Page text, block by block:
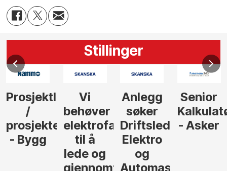
Stillinger
Prosjektleder
/
prosjekteringsleder
- Bygg
Vi
behøver
elektrofagfolk
til å
lede og
gjennomføre
Anlegg
søker
Driftsleder
Elektro
og
Automasjon
Senior
- Asker